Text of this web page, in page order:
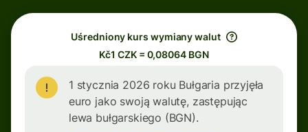
Uśredniony kurs wymiany walut
Kč1 CZK = 0,08064 BGN
1 stycznia 2026 roku Bułgaria przyjęła
euro jako swoją walutę, zastępując
lewa bułgarskiego (BGN).